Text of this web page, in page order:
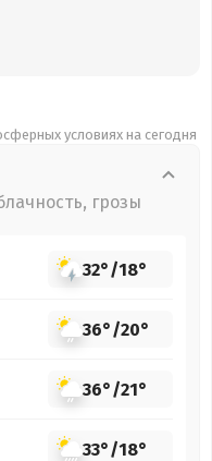
условиях на сегодня
грозы
32°/18°
36°/20°
36°/21°
33°/18°